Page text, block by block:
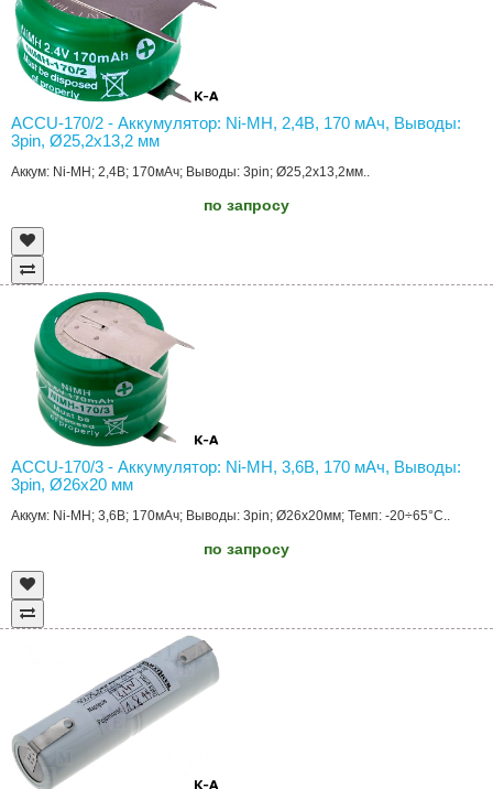
ACCU-170/2 - Аккумулятор: Ni-MH, 2,4В, 170 мAч, Выводы:
3pin, Ø25,2x13,2 мм
Аккум: Ni-MH; 2,4В; 170мАч; Выводы: 3pin; Ø25,2x13,2мм..
по запросу
ACCU-170/3 - Аккумулятор: Ni-MH, 3,6В, 170 мAч, Выводы:
3pin, Ø26x20 мм
Аккум: Ni-MH; 3,6В; 170мАч; Выводы: 3pin; Ø26x20мм; Темп: -20÷65°C..
по запросу